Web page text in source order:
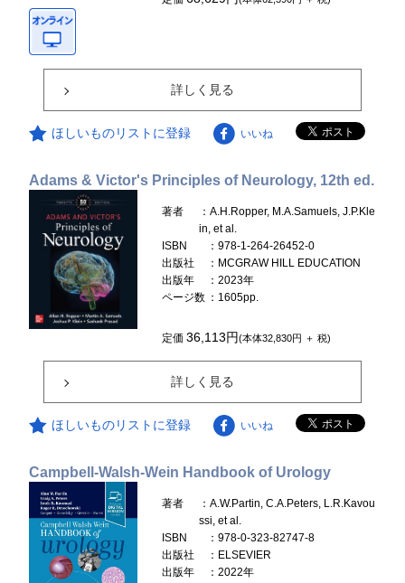
詳しく見る
ほしいものリストに登録 いいね
Adams & Victor's Principles of Neurology, 12th ed.
著者
：A.H.Ropper, M.A.Samuels, J.P.Kle
in, et al.
ISBN
：978-1-264-26452-0
出版社
：MCGRAW HILL EDUCATION
出版年
：2023年
ページ数 ：1605pp.
定価36,113円(本体32,830円 ＋ 税)
詳しく見る
ほしいものリストに登録 いいね
Campbell-Walsh-Wein Handbook of Urology
著者
：A.W.Partin, C.A.Peters, L.R.Kavou
ssi, et al.
ISBN
：978-0-323-82747-8
出版社
：ELSEVIER
出版年
：2022年